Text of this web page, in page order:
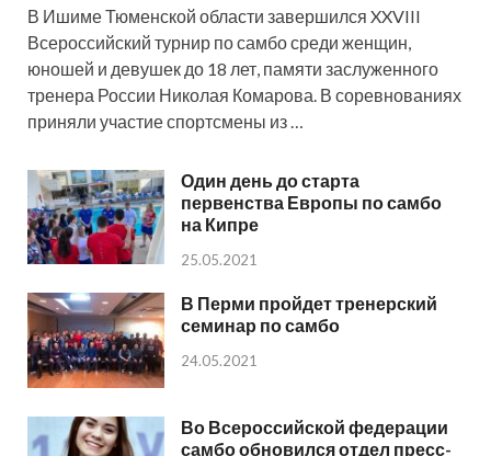
В Ишиме Тюменской области завершился XXVIII
Всероссийский турнир по самбо среди женщин,
юношей и девушек до 18 лет, памяти заслуженного
тренера России Николая Комарова. В соревнованиях
приняли участие спортсмены из …
Один день до старта
первенства Европы по самбо
на Кипре
25.05.2021
В Перми пройдет тренерский
семинар по самбо
24.05.2021
Во Всероссийской федерации
самбо обновился отдел пресс-